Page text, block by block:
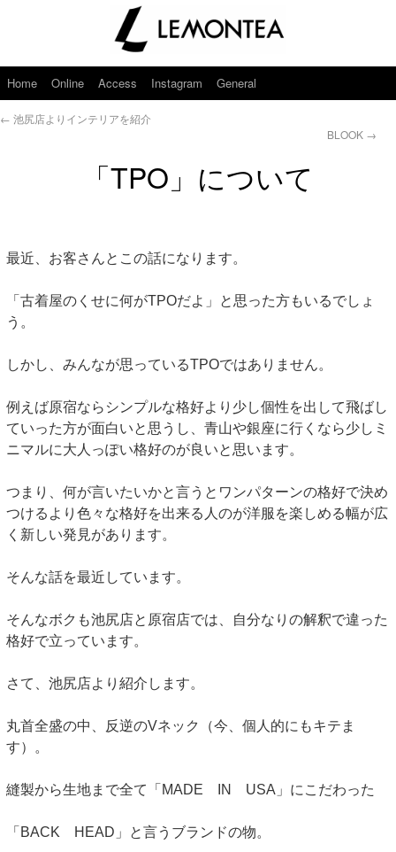
Home Online Access Instagram General
← 池尻店よりインテリアを紹介
BLOOK →
「TPO」について
最近、お客さんとこの話になります。
「古着屋のくせに何がTPOだよ」と思った方もいるでしょ
う。
しかし、みんなが思っているTPOではありません。
例えば原宿ならシンプルな格好より少し個性を出して飛ばし
ていった方が面白いと思うし、青山や銀座に行くなら少しミ
ニマルに大人っぽい格好のが良いと思います。
つまり、何が言いたいかと言うとワンパターンの格好で決め
つけるより色々な格好を出来る人のが洋服を楽しめる幅が広
く新しい発見があります。
そんな話を最近しています。
そんなボクも池尻店と原宿店では、自分なりの解釈で違った
格好で立っています。
さて、池尻店より紹介します。
丸首全盛の中、反逆のVネック（今、個人的にもキテま
す）。
縫製から生地まで全て「MADE IN USA」にこだわった
「BACK HEAD」と言うブランドの物。